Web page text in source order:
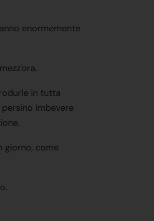
enormemente
in tutta
imbevere
giorno, come